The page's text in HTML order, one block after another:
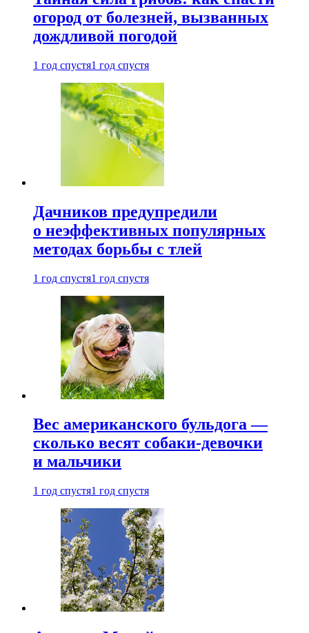
огород от болезней, вызванных
дождливой погодой
1 год спустя1 год спустя
Дачников предупредили
о неэффективных популярных
методах борьбы с тлей
1 год спустя1 год спустя
Вес американского бульдога —
сколько весят собаки-девочки
и мальчики
1 год спустя1 год спустя